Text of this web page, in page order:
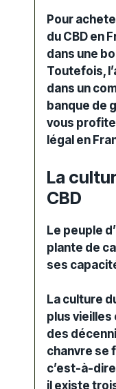
Pour
du CBD en
dans une
Toutefois, l’
dans un
banque de
vous
légal en
La
CBD
Le peuple
plante de
ses
La culture
plus
des
chanvre se
c’est-à-dire
il existe